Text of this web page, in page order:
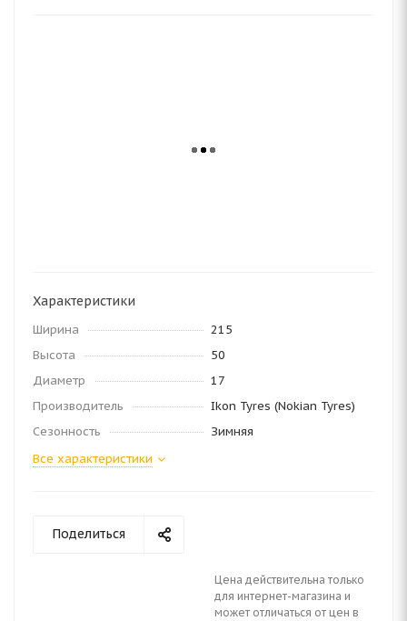
Характеристики
Ширина
215
Высота
50
Диаметр
17
Производитель
Ikon Tyres (Nokian Tyres)
Сезонность
Зимняя
Все характеристики
Поделиться
Цена действительна только
для интернет-магазина и
может отличаться от цен в